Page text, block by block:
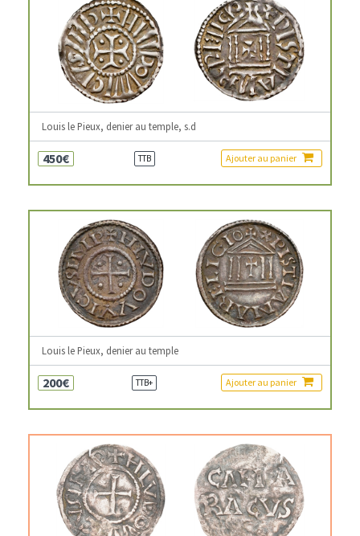
Louis le Pieux, denier au temple, s.d
450€ TTB Ajouter au panier
Louis le Pieux, denier au temple
200€ TTB+ Ajouter au panier